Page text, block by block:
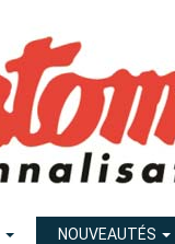
NOUVEAUTÉS